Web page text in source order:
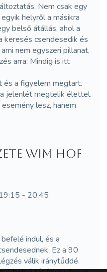
Nem csak egy
helyről a másikra
belső átállás, ahol a
keresés csendesedik és
nem egyszeri pillanat,
arra: Mindig is itt
és a figyelem megtart.
jelenlét megtelik élettel.
lesz, hanem
Wim Hof
- 20:45
indul, és a
Ez a 90
válik iránytűddé.